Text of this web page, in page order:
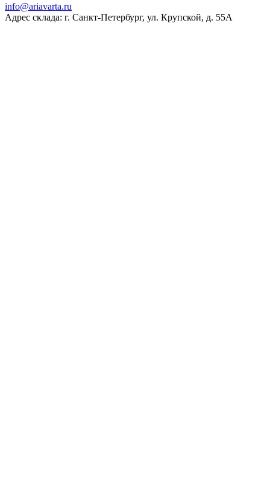
ur.atravaira@ofni
Адрес склада: г. Санкт-Петербург, ул. Крупской, д. 55А